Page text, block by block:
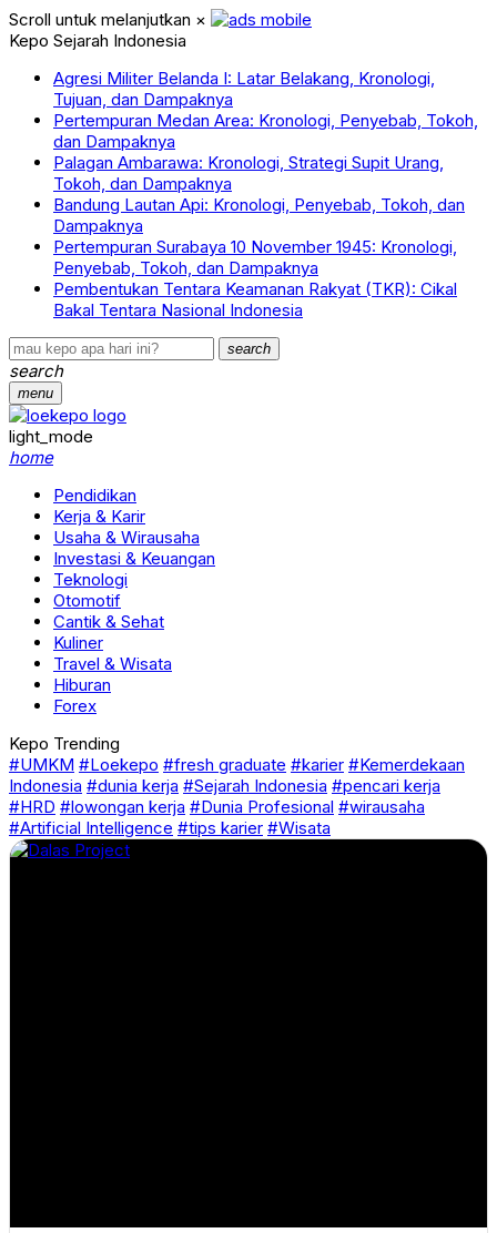
Scroll untuk melanjutkan ×
Kepo Sejarah Indonesia
Agresi Militer Belanda I: Latar Belakang, Kronologi,
Tujuan, dan Dampaknya
Pertempuran Medan Area: Kronologi, Penyebab, Tokoh,
dan Dampaknya
Palagan Ambarawa: Kronologi, Strategi Supit Urang,
Tokoh, dan Dampaknya
Bandung Lautan Api: Kronologi, Penyebab, Tokoh, dan
Dampaknya
Pertempuran Surabaya 10 November 1945: Kronologi,
Penyebab, Tokoh, dan Dampaknya
Pembentukan Tentara Keamanan Rakyat (TKR): Cikal
Bakal Tentara Nasional Indonesia
search
search
menu
light_mode
home
Pendidikan
Kerja & Karir
Usaha & Wirausaha
Investasi & Keuangan
Teknologi
Otomotif
Cantik & Sehat
Kuliner
Travel & Wisata
Hiburan
Forex
Kepo Trending
#UMKM #Loekepo #fresh graduate #karier #Kemerdekaan
Indonesia #dunia kerja #Sejarah Indonesia #pencari kerja
#HRD #lowongan kerja #Dunia Profesional #wirausaha
#Artificial Intelligence #tips karier #Wisata